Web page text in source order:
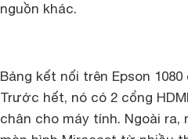
nguồn khác.
Bảng kết nối trên Epson
Trước hết, nó có 2 cổng
chân cho máy tính. Ngoài